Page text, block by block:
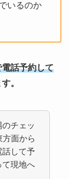
いるのか
話予約して
。
チェッ
方面から
話して予
て現地へ